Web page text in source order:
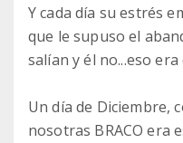
Y cada día su estrés
que le supuso el
salían y él no...eso era
Un día de Diciembre,
nosotras BRACO era